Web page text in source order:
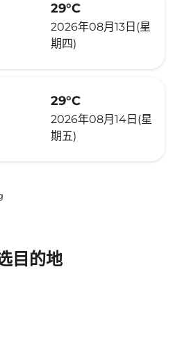
29°C
2026年08月13日(星
期四)
29°C
2026年08月14日(星
期五)
目的地